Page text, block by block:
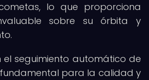
lo que proporciona
sobre su órbita y
el seguimiento automático de
para la calidad y